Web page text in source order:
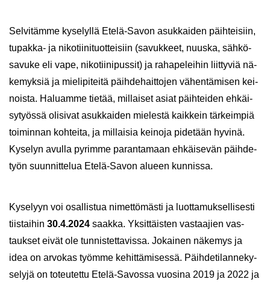
Sel­vi­täm­me ky­se­lyl­lä Etelä-​Savon asuk­kai­den päih­tei­siin,
tupakka-​ ja ni­ko­tii­ni­tuot­tei­siin (sa­vuk­keet, nuus­ka, säh­kö­
sa­vu­ke eli vape, ni­ko­tii­ni­pus­sit) ja ra­ha­pe­lei­hin liit­ty­viä nä­
ke­myk­siä ja mie­li­pi­tei­tä päih­de­hait­to­jen vä­hen­tä­mi­sen kei­
nois­ta. Ha­luam­me tie­tää, mil­lai­set asiat päih­tei­den eh­käi­
sy­työs­sä oli­si­vat asuk­kai­den mie­les­tä kaik­kein tär­keim­piä
toi­min­nan koh­tei­ta, ja mil­lai­sia kei­no­ja pi­de­tään hy­vi­nä.
Ky­se­lyn avul­la py­rim­me pa­ran­ta­maan eh­käi­se­vän päih­de­
työn suun­nit­te­lua Etelä-​Savon alu­een kun­nis­sa.
Ky­se­lyyn voi osal­lis­tua ni­met­tö­mäs­ti ja luot­ta­muk­sel­li­ses­ti
tiis­tai­hin 30.4.2024 saak­ka. Yk­sit­täis­ten vas­taa­jien vas­
tauk­set eivät ole tun­nis­tet­ta­vis­sa. Jo­kai­nen nä­ke­mys ja
idea on ar­vo­kas työm­me ke­hit­tä­mi­ses­sä. Päih­de­ti­lan­ne­ky­
se­ly­jä on to­teu­tet­tu Etelä-​Savossa vuo­si­na 2019 ja 2022 ja